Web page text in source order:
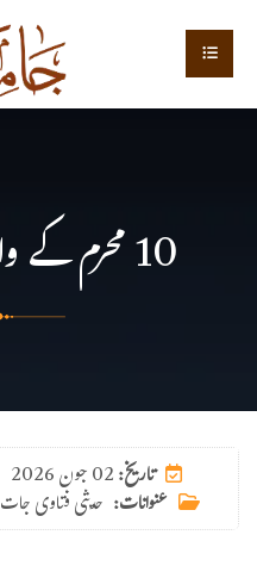
10 محرم کے واقعات کی تحقیق
تاریخ:02 جون 2026
عنوانات: حدیثی فتاوی جات